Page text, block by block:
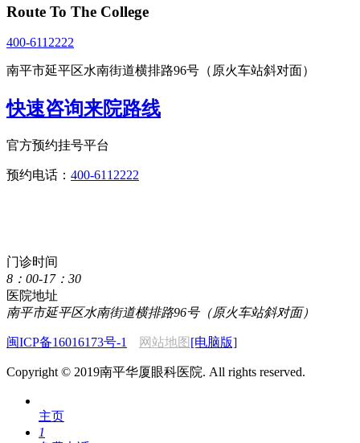
Route To The College
400-6112222
南平市延平区水南街道横排路96号（原火车站斜对面）
快速咨询来院路线
官方预约挂号平台
预约电话： 400-6112222
门诊时间
8：00-17：30
医院地址
南平市延平区水南街道横排路96号（原火车站斜对面）
闽ICP备16016173号-1 网站地图 [电脑版]
Copyright © 2019南平华厦眼科医院. All rights reserved.
主页
1